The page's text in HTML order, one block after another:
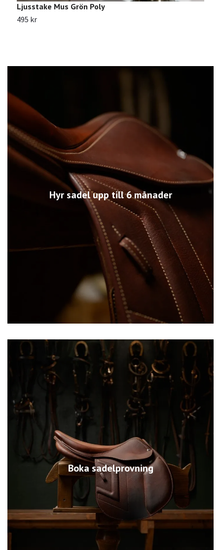
Hyr sadel upp till 6 månader
Boka sadelprovning
Ljusstake Mus Grön Poly
495 kr